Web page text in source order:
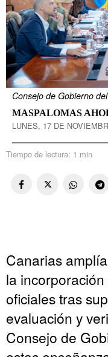
Consejo de Gobierno
MASPALOMAS
LUNES, 17 DE
Tiempo de lectura: 1 min
Canarias
la
oficiales tras
evaluación y
Consejo de